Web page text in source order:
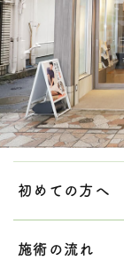
初めての方へ
施術の流れ